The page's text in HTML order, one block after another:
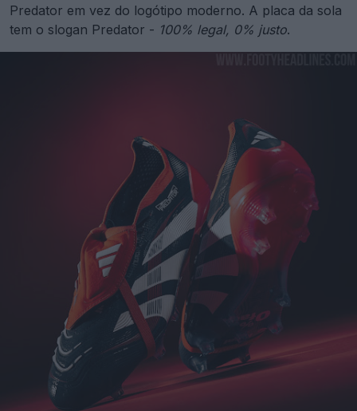
Predator em vez do logótipo moderno. A placa da sola
tem o slogan Predator - 100% legal, 0% justo.